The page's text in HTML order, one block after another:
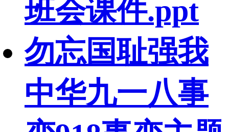
班会课件.ppt
勿忘国耻强我
中华九一八事